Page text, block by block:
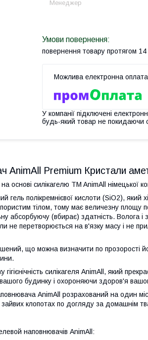
Менеджер
повернення товару протягом 14
У компанії підключені
будь-який товар не покидаючи
AnimAll Premium Кристали
основі силікагелю TM AnimAll німецької
гель полікремнієвої кислоти (SiO2), який
тілом, тому має величезну площу
абсорбуючу (вбирає) здатність. Волога і
не перетворюється на в'язку масу і не
що можна визначити по прозорості
силікагеля AnimAll, який
будинку і охороняючи здоров'я
AnimAll розрахований на один
клопотах по догляду за домашнім
наповнювачів AnimAll: